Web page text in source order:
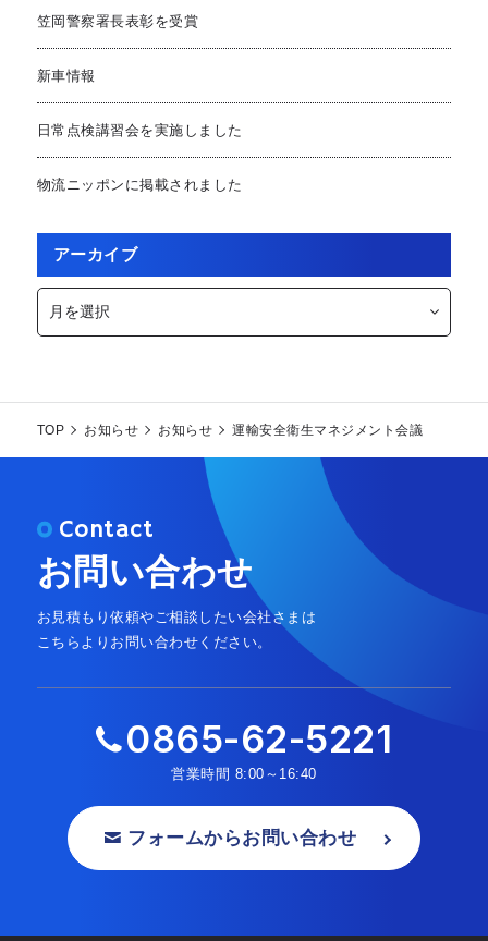
笠岡警察署長表彰を受賞
新車情報
日常点検講習会を実施しました
物流ニッポンに掲載されました
アーカイブ
ア
カ
イ
TOP お知らせ お知らせ 運輸安全衛生マネジメント会議
Contact
お問い合わせ
お見積もり依頼やご相談したい会社さまは
こちらよりお問い合わせください。
0865-62-5221
営業時間 8:00～16:40
フォームからお問い合わせ